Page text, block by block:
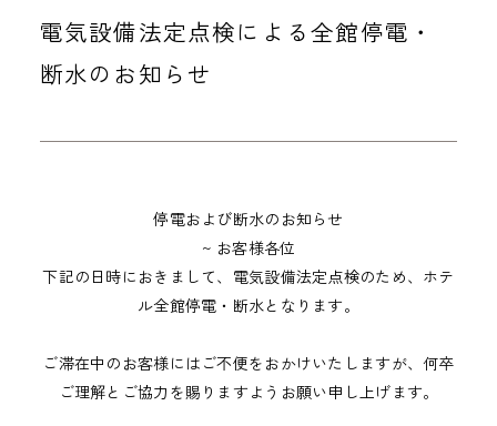
電気設備法定点検による全館停電・
断水のお知らせ
日
2
4
日
テ
ゴ
リ
停電および断水のお知らせ
~ お客様各位
下記の日時におきまして、電気設備法定点検のため、ホテ
ル全館停電・断水となります。
ご滞在中のお客様にはご不便をおかけいたしますが、何卒
ご理解とご協力を賜りますようお願い申し上げます。